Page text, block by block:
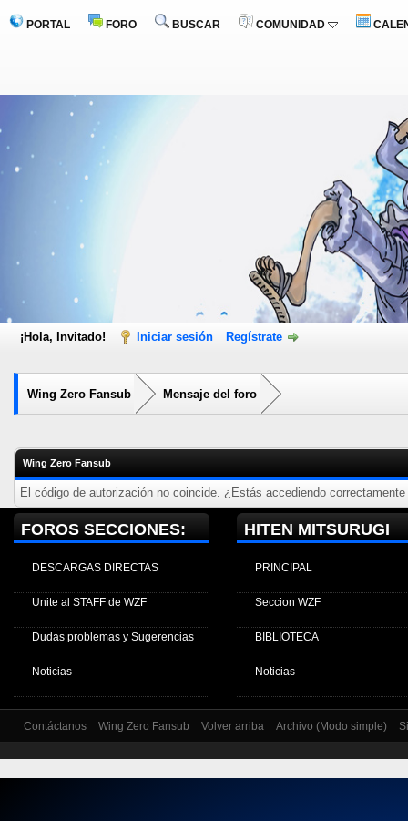
PORTAL FORO BUSCAR COMUNIDAD
¡Hola, Invitado! Iniciar sesión Regístrate
Wing Zero Fansub Mensaje del foro
Wing Zero Fansub
El código de autorización no coincide. ¿Estás accediendo
FOROS SECCIONES:
DESCARGAS DIRECTAS
Unite al STAFF de WZF
Dudas problemas y Sugerencias
Noticias
HITEN MITSURUGI
PRINCIPAL
Seccion WZF
BIBLIOTECA
Noticias
Contáctanos Wing Zero Fansub Volver arriba Archivo (Modo simple)